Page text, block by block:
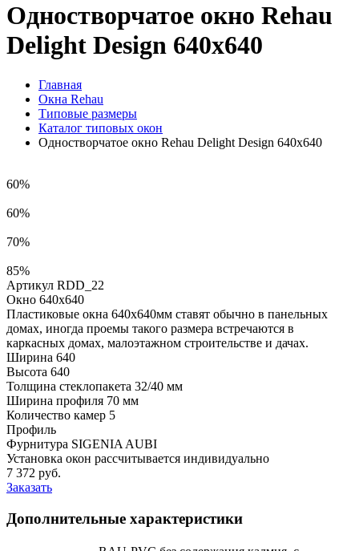
Одностворчатое окно Rehau
Delight Design 640x640
Главная
Окна Rehau
Типовые размеры
Каталог типовых окон
Одностворчатое окно Rehau Delight Design 640x640
60%
60%
70%
85%
Артикул RDD_22
Окно 640x640
Пластиковые окна 640х640мм ставят обычно в панельных
домах, иногда проемы такого размера встречаются в
каркасных домах, малоэтажном строительстве и дачах.
Ширина 640
Высота 640
Толщина стеклопакета 32/40 мм
Ширина профиля 70 мм
Количество камер 5
Профиль
Фурнитура SIGENIA AUBI
Установка окон рассчитывается индивидуально
7 372 руб.
Заказать
Дополнительные характеристики